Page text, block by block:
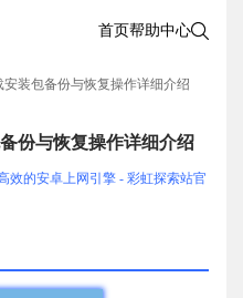
首页帮助中心
安装包备份与恢复操作详细介绍
份与恢复操作详细介绍
效的安卓上网引擎 - 彩虹探索站官